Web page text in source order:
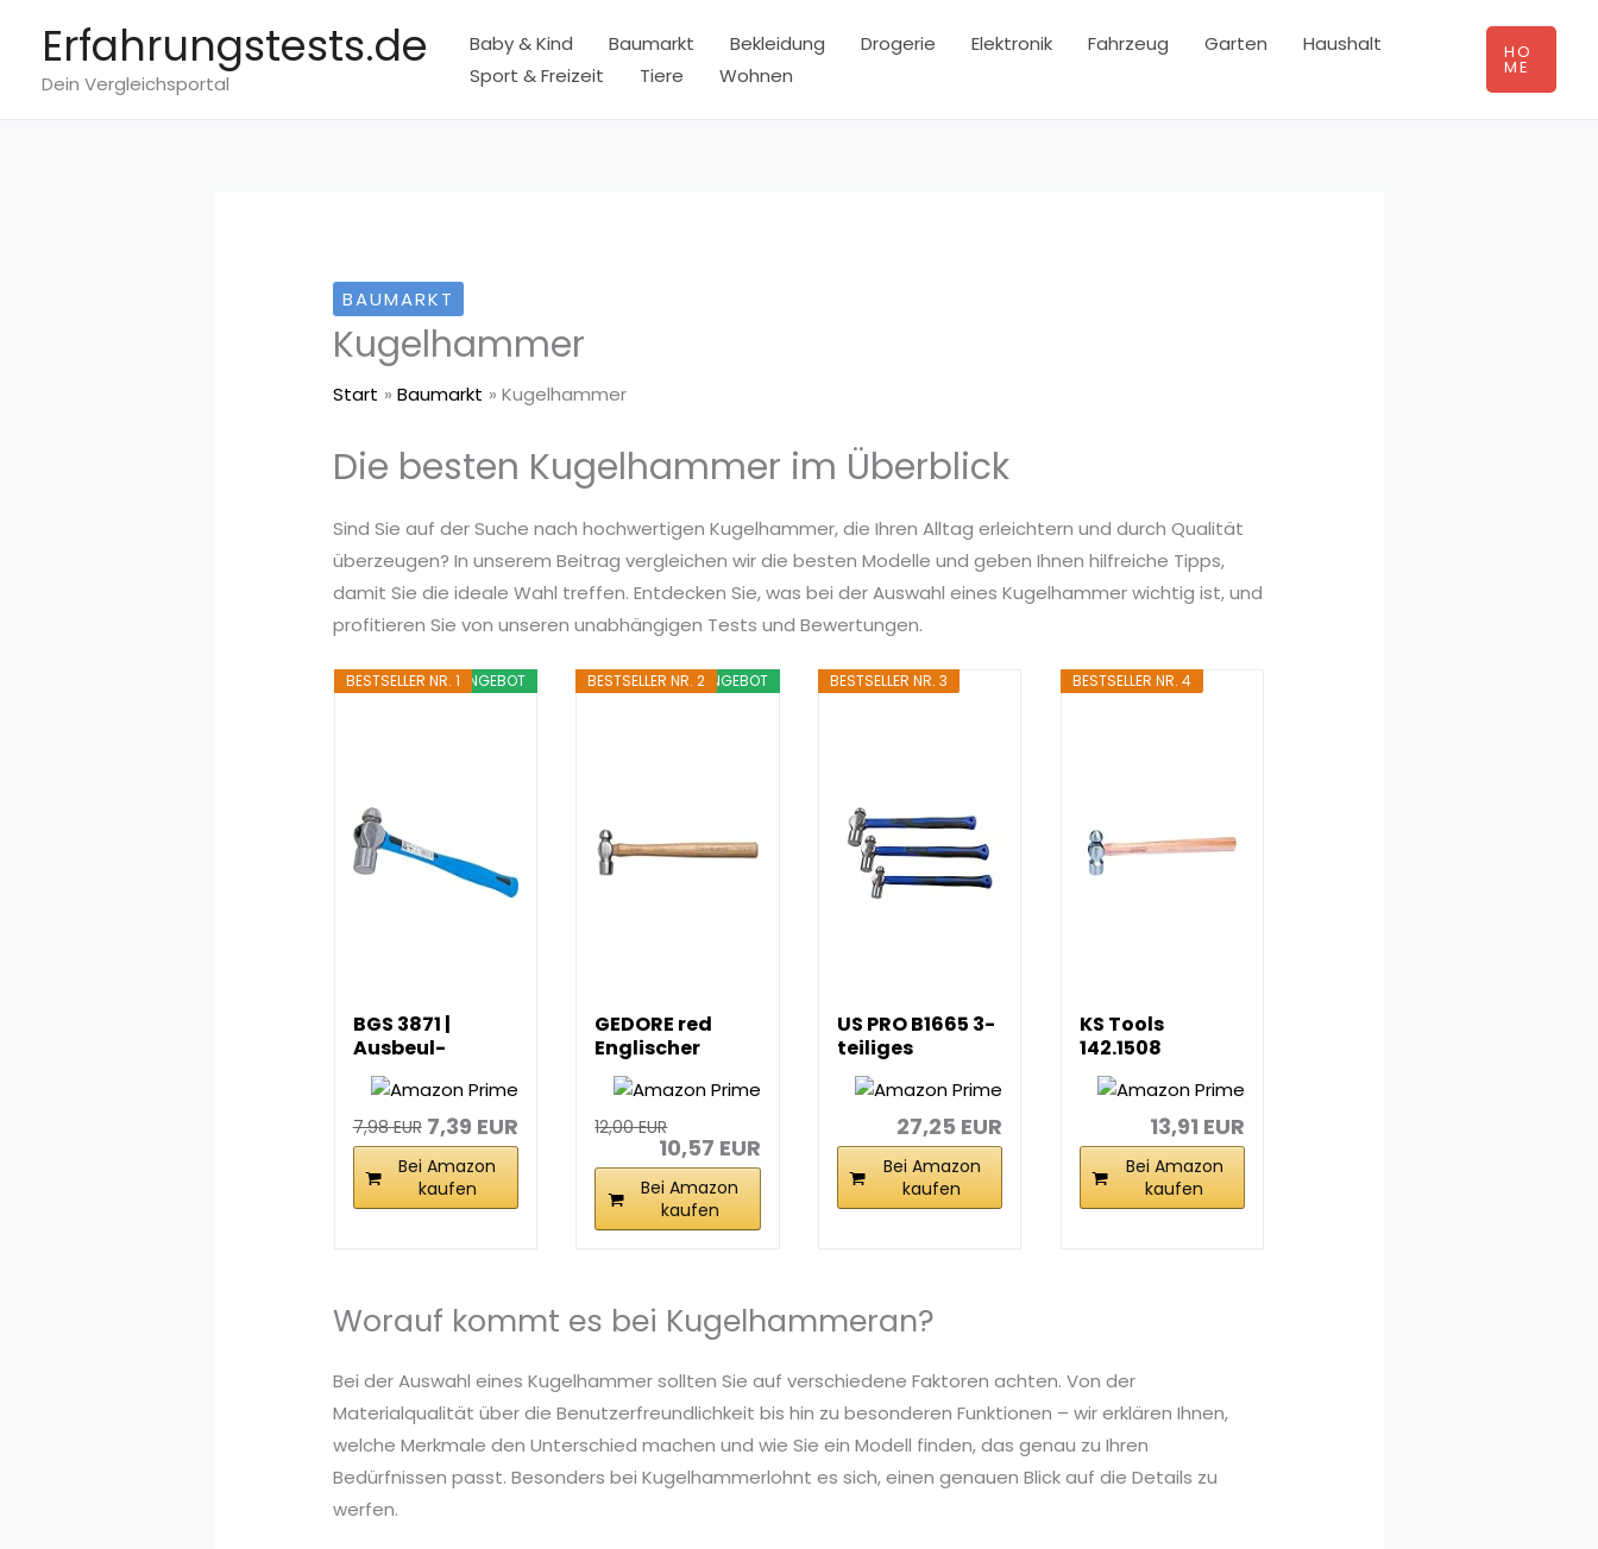
springen
Erfahrungstests.de
Dein Vergleichsportal
Baby & Kind Baumarkt Bekleidung Drogerie Elektronik Fahrzeug Garten
Haushalt
Sport & Freizeit
Tiere Wohnen
HO
ME
BAUMARKT
Kugelhammer
Start Baumarkt Kugelhammer
Die besten Kugelhammer im Überblick
Sind Sie auf der Suche nach hochwertigen Kugelhammer, die Ihren Alltag erleichtern und durch Qualität
überzeugen? In unserem Beitrag vergleichen wir die besten Modelle und geben Ihnen hilfreiche Tipps,
damit Sie die ideale Wahl treffen. Entdecken Sie, was bei der Auswahl eines Kugelhammer wichtig ist, und
profitieren Sie von unseren unabhängigen Tests und Bewertungen.
ANGEBOT
BESTSELLER NR. 1
BGS 3871 |
Ausbeul-
Kugelhammer |
450 g
7,98 EUR 7,39 EUR
Bei Amazon
kaufen
ANGEBOT
BESTSELLER NR. 2
GEDORE red
Englischer
Schlosserhamm
er 1/2 lb
12,00 EUR
10,57 EUR
Bei Amazon
kaufen
BESTSELLER NR. 3
US PRO B1665 3-
teiliges
Kugelhammer-
Set...
27,25 EUR
Bei Amazon
kaufen
BESTSELLER NR. 4
KS Tools
142.1508
Schlosserhamm
er, englische
13,91 EUR
Bei Amazon
kaufen
Worauf kommt es bei Kugelhammeran?
Bei der Auswahl eines Kugelhammer sollten Sie auf verschiedene Faktoren achten. Von der
Materialqualität über die Benutzerfreundlichkeit bis hin zu besonderen Funktionen – wir erklären Ihnen,
welche Merkmale den Unterschied machen und wie Sie ein Modell finden, das genau zu Ihren
Bedürfnissen passt. Besonders bei Kugelhammerlohnt es sich, einen genauen Blick auf die Details zu
werfen.